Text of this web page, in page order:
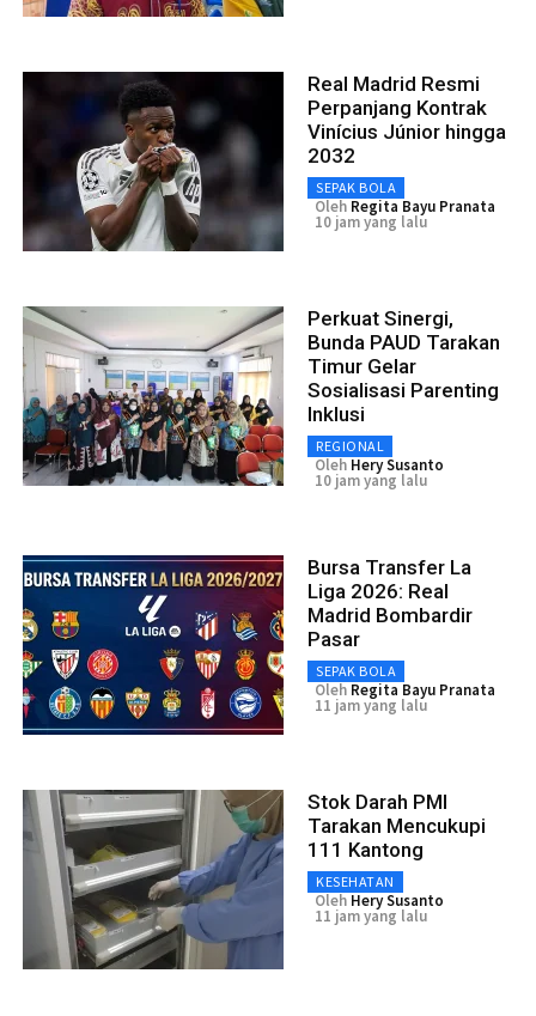
Real Madrid Resmi
Perpanjang Kontrak
Vinícius Júnior hingga
2032
SEPAK BOLA
Oleh Regita Bayu Pranata
10 jam yang lalu
Perkuat Sinergi,
Bunda PAUD Tarakan
Timur Gelar
Sosialisasi Parenting
Inklusi
REGIONAL
Oleh Hery Susanto
10 jam yang lalu
Bursa Transfer La
Liga 2026: Real
Madrid Bombardir
Pasar
SEPAK BOLA
Oleh Regita Bayu Pranata
11 jam yang lalu
Stok Darah PMI
Tarakan Mencukupi
111 Kantong
KESEHATAN
Oleh Hery Susanto
11 jam yang lalu